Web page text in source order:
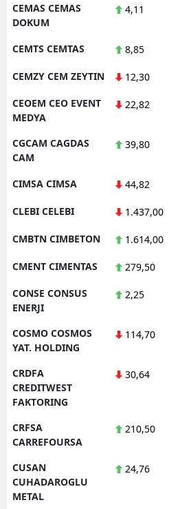
CEMAS CEMAS
DOKUM
4,11
CEMTS CEMTAS 8,85
CEMZY CEM ZEYTIN 12,30
CEOEM CEO EVENT
MEDYA
22,82
CGCAM CAGDAS
CAM
39,80
CIMSA CIMSA 44,82
CLEBI CELEBI 1.437,00
CMBTN CIMBETON 1.614,00
CMENT CIMENTAS 279,50
CONSE CONSUS
ENERJI
2,25
COSMO COSMOS
YAT. HOLDING
114,70
CRDFA
CREDITWEST
FAKTORING
30,64
CRFSA
CARREFOURSA
210,50
CUSAN
CUHADAROGLU
METAL
24,76